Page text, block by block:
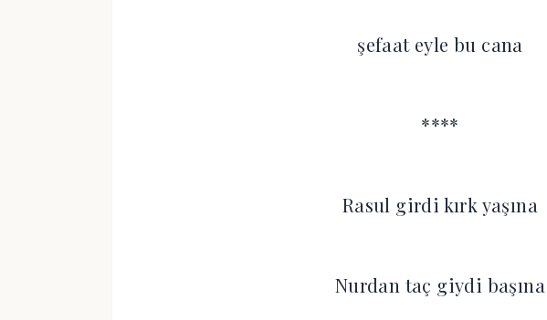
şefaat eyle bu cana
****
Rasul girdi kırk yaşına
Nurdan taç giydi başına